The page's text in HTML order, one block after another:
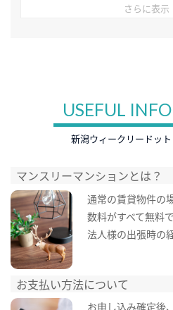
さらに表示
USEFUL
新潟ウィークリードッ
マンスリーマンションとは？
通常の賃貸物件の
数料がすべて無料
法人様の出張時の
お支払い方法について
お申し込み確定後